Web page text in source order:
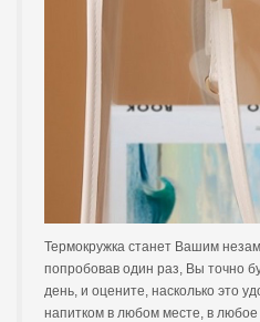
Термокружка станет Вашим
попробовав один раз, Вы точно
день, и оцените, насколько это
напитком в любом месте, в